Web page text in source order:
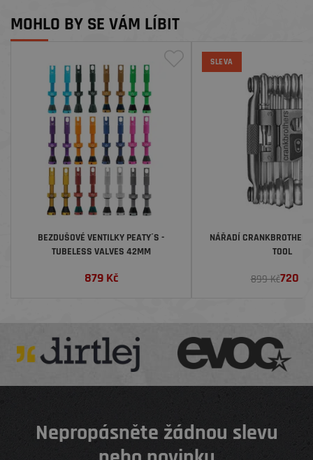
MOHLO BY SE VÁM LÍBIT
BEZDUŠOVÉ VENTILKY PEATY´S -
TUBELESS VALVES 42MM
879Kč
SLEVA
NÁŘADÍ
TOOL
899 Kč720
Nepropásněte žádnou slevu